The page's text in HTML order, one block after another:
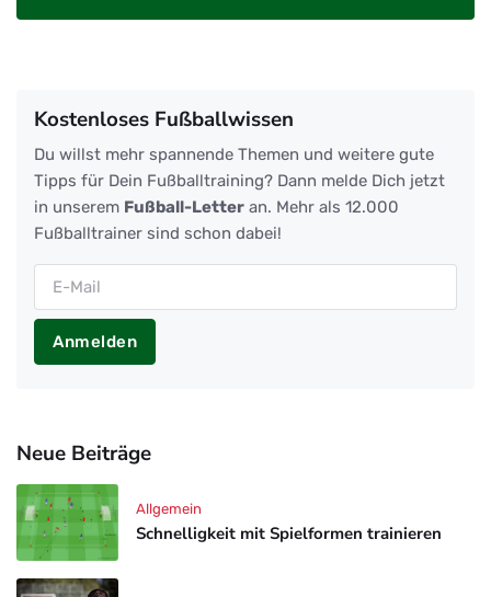
Kostenloses Fußballwissen
Du willst mehr spannende Themen und weitere gute
Tipps für Dein Fußballtraining? Dann melde Dich jetzt
in unserem Fußball-Letter an. Mehr als 12.000
Fußballtrainer sind schon dabei!
Anmelden
Neue Beiträge
Schnelligkeit mit Spielformen trainieren
Allgemein